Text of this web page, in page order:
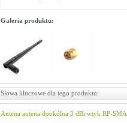
Galeria produktu:
Słowa kluczowe dla tego produktu:
Antena antena dookólna 3 dBi wtyk RP-SMA